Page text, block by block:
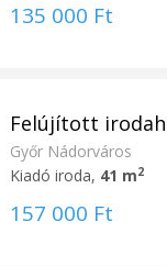
135 000 Ft
Felújított
Győr Nádorváros
Kiadó iroda, 41 m2
157 000 Ft